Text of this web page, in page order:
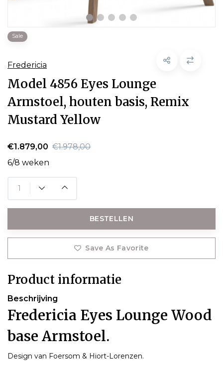
Sale
Fredericia
Model 4856 Eyes Lounge
Armstoel, houten basis, Remix
Mustard Yellow
€1.879,00 €1.978,00
6/8 weken
BESTELLEN
Save As Favorite
Product informatie
Beschrijving
Fredericia Eyes Lounge Wood
base Armstoel.
Design van Foersom & Hiort-Lorenzen.